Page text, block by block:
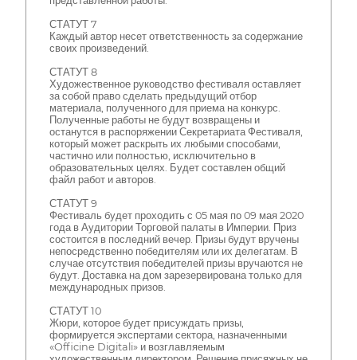
СТАТУТ 7
Каждый автор несет ответственность за содержание
своих произведений.
СТАТУТ 8
Художественное руководство фестиваля оставляет
за собой право сделать предыдущий отбор
материала, полученного для приема на конкурс.
Полученные работы не будут возвращены и
останутся в распоряжении Секретариата Фестиваля,
который может раскрыть их любыми способами,
частично или полностью, исключительно в
образовательных целях. Будет составлен общий
файл работ и авторов.
СТАТУТ 9
Фестиваль будет проходить с 05 мая по 09 мая 2020
года в Аудитории Торговой палаты в Империи. Приз
состоится в последний вечер. Призы будут вручены
непосредственно победителям или их делегатам. В
случае отсутствия победителей призы вручаются не
будут. Доставка на дом зарезервирована только для
международных призов.
СТАТУТ 10
Жюри, которое будет присуждать призы,
формируется экспертами сектора, назначенными
«Officine Digitali» и возглавляемым